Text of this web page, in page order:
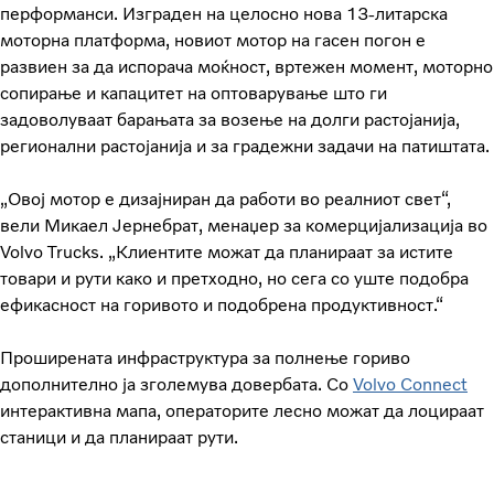
перформанси. Изграден на целосно нова 13-литарска
моторна платформа, новиот мотор на гасен погон е
развиен за да испорача моќност, вртежен момент, моторно
сопирање и капацитет на оптоварување што ги
задоволуваат барањата за возење на долги растојанија,
регионални растојанија и за градежни задачи на патиштата.
„Овој мотор е дизајниран да работи во реалниот свет“,
вели Микаел Јернебрат, менаџер за комерцијализација во
Volvo Trucks. „Клиентите можат да планираат за истите
товари и рути како и претходно, но сега со уште подобра
ефикасност на горивото и подобрена продуктивност.“
Проширената инфраструктура за полнење гориво
дополнително ја зголемува довербата. Со Volvo Connect
интерактивна мапа, операторите лесно можат да лоцираат
станици и да планираат рути.